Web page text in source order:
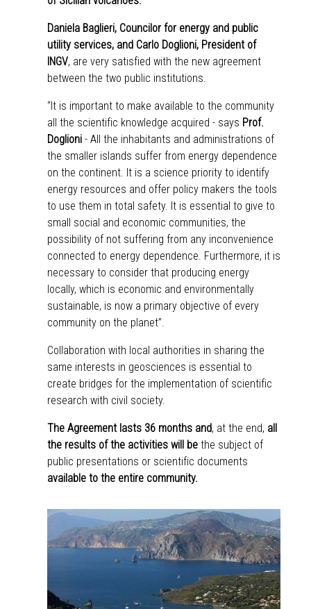
Daniela Baglieri, Councilor for energy and public
utility services, and Carlo Doglioni, President of
INGV, are very satisfied with the new agreement
between the two public institutions.
“It is important to make available to the community
all the scientific knowledge acquired - says Prof.
Doglioni - All the inhabitants and administrations of
the smaller islands suffer from energy dependence
on the continent. It is a science priority to identify
energy resources and offer policy makers the tools
to use them in total safety. It is essential to give to
small social and economic communities, the
possibility of not suffering from any inconvenience
connected to energy dependence. Furthermore, it is
necessary to consider that producing energy
locally, which is economic and environmentally
sustainable, is now a primary objective of every
community on the planet”.
Collaboration with local authorities in sharing the
same interests in geosciences is essential to
create bridges for the implementation of scientific
research with civil society.
The Agreement lasts 36 months and, at the end, all
the results of the activities will be the subject of
public presentations or scientific documents
available to the entire community.